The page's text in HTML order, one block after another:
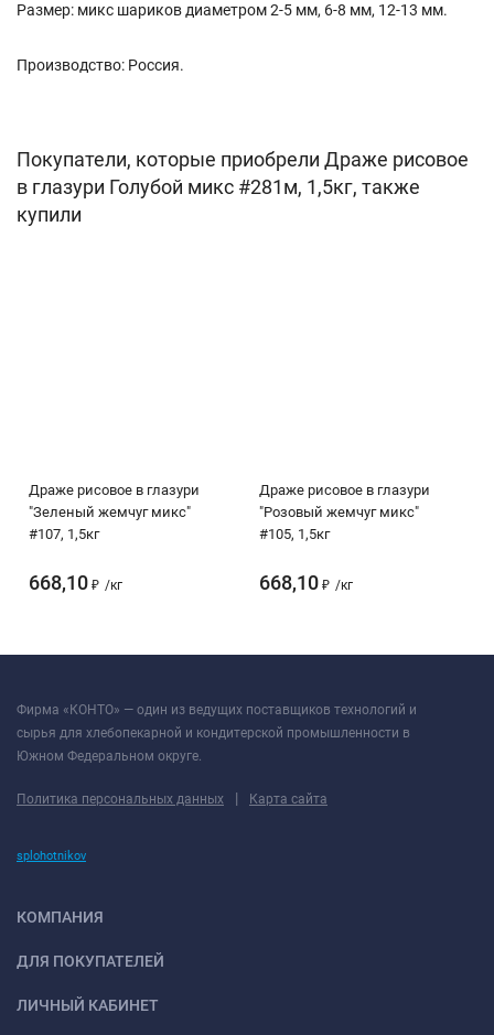
Размер: микс шариков диаметром 2-5 мм, 6-8 мм, 12-13 мм.
Производство: Россия.
Покупатели, которые приобрели Драже рисовое
в глазури Голубой микс #281м, 1,5кг, также
купили
Драже рисовое в глазури
"Зеленый жемчуг микс"
#107, 1,5кг
668,10 ₽ /кг
Драже рисовое в глазури
"Розовый жемчуг микс"
#105, 1,5кг
668,10 ₽ /кг
Фирма «КОНТО» — один из ведущих поставщиков технологий и
сырья для хлебопекарной и кондитерской промышленности в
Южном Федеральном округе.
Политика персональных данных | Карта сайта
splohotnikov
КОМПАНИЯ
ДЛЯ ПОКУПАТЕЛЕЙ
ЛИЧНЫЙ КАБИНЕТ